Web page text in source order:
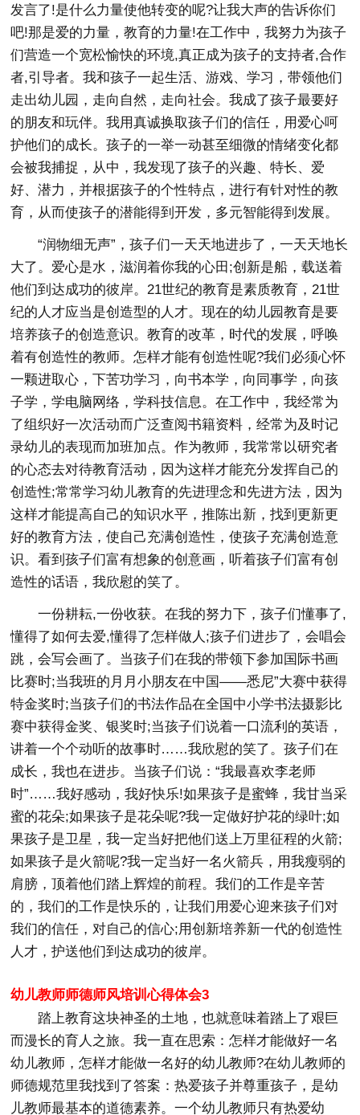
发言了!是什么力量使他转变的呢?让我大声的告诉你们
吧!那是爱的力量，教育的力量!在工作中，我努力为孩子
们营造一个宽松愉快的环境,真正成为孩子的支持者,合作
者,引导者。我和孩子一起生活、游戏、学习，带领他们
走出幼儿园，走向自然，走向社会。我成了孩子最要好
的朋友和玩伴。我用真诚换取孩子们的信任，用爱心呵
护他们的成长。孩子的一举一动甚至细微的情绪变化都
会被我捕捉，从中，我发现了孩子的兴趣、特长、爱
好、潜力，并根据孩子的个性特点，进行有针对性的教
育，从而使孩子的潜能得到开发，多元智能得到发展。
“润物细无声”，孩子们一天天地进步了，一天天地长
大了。爱心是水，滋润着你我的心田;创新是船，载送着
他们到达成功的彼岸。21世纪的教育是素质教育，21世
纪的人才应当是创造型的人才。现在的幼儿园教育是要
培养孩子的创造意识。教育的改革，时代的发展，呼唤
着有创造性的教师。怎样才能有创造性呢?我们必须心怀
一颗进取心，下苦功学习，向书本学，向同事学，向孩
子学，学电脑网络，学科技信息。在工作中，我经常为
了组织好一次活动而广泛查阅书籍资料，经常为及时记
录幼儿的表现而加班加点。作为教师，我常常以研究者
的心态去对待教育活动，因为这样才能充分发挥自己的
创造性;常常学习幼儿教育的先进理念和先进方法，因为
这样才能提高自己的知识水平，推陈出新，找到更新更
好的教育方法，使自己充满创造性，使孩子充满创造意
识。看到孩子们富有想象的创意画，听着孩子们富有创
造性的话语，我欣慰的笑了。
一份耕耘,一份收获。在我的努力下，孩子们懂事了,
懂得了如何去爱,懂得了怎样做人;孩子们进步了，会唱会
跳，会写会画了。当孩子们在我的带领下参加国际书画
比赛时;当我班的月月小朋友在中国——悉尼”大赛中获得
特金奖时;当孩子们的书法作品在全国中小学书法摄影比
赛中获得金奖、银奖时;当孩子们说着一口流利的英语，
讲着一个个动听的故事时……我欣慰的笑了。孩子们在
成长，我也在进步。当孩子们说：“我最喜欢李老师
时”……我好感动，我好快乐!如果孩子是蜜蜂，我甘当采
蜜的花朵;如果孩子是花朵呢?我一定做好护花的绿叶;如
果孩子是卫星，我一定当好把他们送上万里征程的火箭;
如果孩子是火箭呢?我一定当好一名火箭兵，用我瘦弱的
肩膀，顶着他们踏上辉煌的前程。我们的工作是辛苦
的，我们的工作是快乐的，让我们用爱心迎来孩子们对
我们的信任，对自己的信心;用创新培养新一代的创造性
人才，护送他们到达成功的彼岸。
幼儿教师师德师风培训心得体会3
踏上教育这块神圣的土地，也就意味着踏上了艰巨
而漫长的育人之旅。我一直在思索：怎样才能做好一名
幼儿教师，怎样才能做一名好的幼儿教师?在幼儿教师的
师德规范里我找到了答案：热爱孩子并尊重孩子，是幼
儿教师最基本的道德素养。一个幼儿教师只有热爱幼